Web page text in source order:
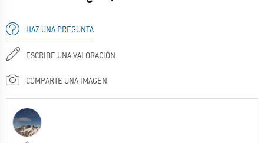
HAZ UNA PREGUNTA
ESCRIBE UNA VALORACIÓN
COMPARTE UNA IMAGEN